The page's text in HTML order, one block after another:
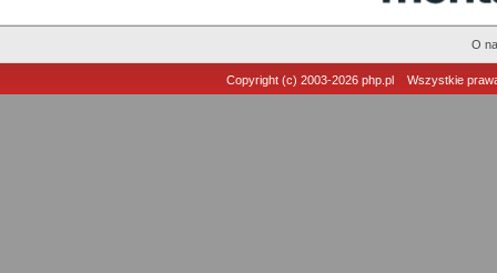
O
Copyright (c) 2003-2026 php.plWszystkie